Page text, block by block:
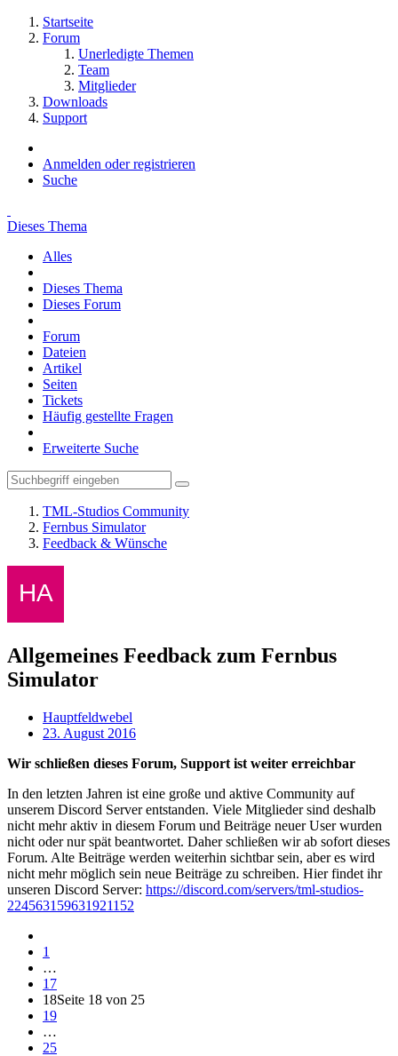
Startseite
Forum
Unerledigte Themen
Team
Mitglieder
Downloads
Support
Anmelden oder registrieren
Suche
Dieses Thema
Alles
Dieses Thema
Dieses Forum
Forum
Dateien
Artikel
Seiten
Tickets
Häufig gestellte Fragen
Erweiterte Suche
TML-Studios Community
Fernbus Simulator
Feedback & Wünsche
Allgemeines Feedback zum Fernbus
Simulator
Hauptfeldwebel
23. August 2016
Wir schließen dieses Forum, Support ist weiter erreichbar
In den letzten Jahren ist eine große und aktive Community auf
unserem Discord Server entstanden. Viele Mitglieder sind deshalb
nicht mehr aktiv in diesem Forum und Beiträge neuer User wurden
nicht oder nur spät beantwortet. Daher schließen wir ab sofort dieses
Forum. Alte Beiträge werden weiterhin sichtbar sein, aber es wird
nicht mehr möglich sein neue Beiträge zu schreiben. Hier findet ihr
unseren Discord Server: https://discord.com/servers/tml-studios-
224563159631921152
1
…
17
18Seite 18 von 25
19
…
25